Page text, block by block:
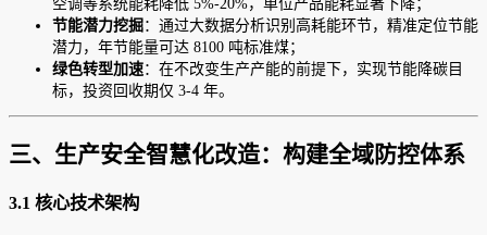
空调等系统能耗降低 5%-20%，单位产品能耗显著下降；
节能潜力挖掘：通过大数据分析识别高耗能环节，精准定位节能
潜力，年节能量可达 8100 吨标准煤；
绿色转型加速：在不改变生产产能的前提下，实现节能降碳目
标，投资回收期仅 3-4 年。
三、生产安全智慧化改造：构建全域防控体系
3.1 核心技术架构